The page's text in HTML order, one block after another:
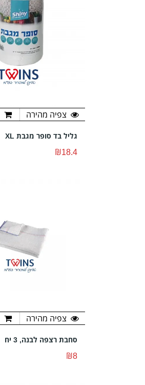
צפיה מהירה
גליל בד סופר מגבת XL
₪18.4
צפיה מהירה
סחבת רצפה לבנה, 3 יח
₪8